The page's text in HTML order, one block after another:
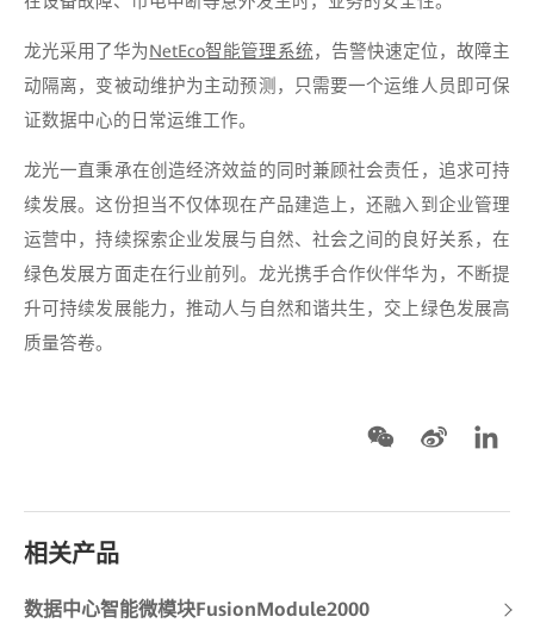
龙光采用了华为NetEco智能管理系统，告警快速定位，故障主
动隔离，变被动维护为主动预测，只需要一个运维人员即可保
证数据中心的日常运维工作。
龙光一直秉承在创造经济效益的同时兼顾社会责任，追求可持
续发展。这份担当不仅体现在产品建造上，还融入到企业管理
运营中，持续探索企业发展与自然、社会之间的良好关系，在
绿色发展方面走在行业前列。龙光携手合作伙伴华为，不断提
升可持续发展能力，推动人与自然和谐共生，交上绿色发展高
质量答卷。
相关产品
数据中心智能微模块FusionModule2000